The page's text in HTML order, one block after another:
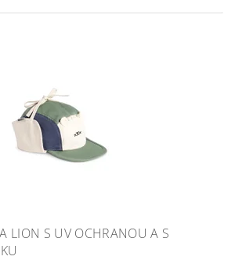
LION S UV OCHRANOU A S